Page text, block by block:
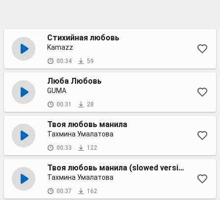
Стихийная любовь
Kamazz
00:34 59
Люба Любовь
GUMA
00:31 28
Твоя любовь манила
Тахмина Умалатова
00:33 122
Твоя любовь манила (slowed version)
Тахмина Умалатова
00:37 162